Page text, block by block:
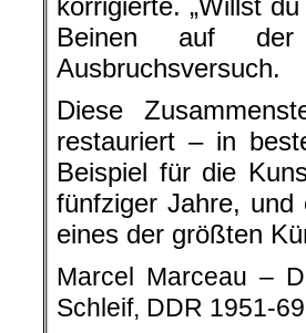
Beinen auf der
Ausbruchsversuch.
Diese
restauriert – in
Beispiel für die
fünfziger Jahre, und
eines der größten
Marcel Marceau –
Schleif, DDR 1951-